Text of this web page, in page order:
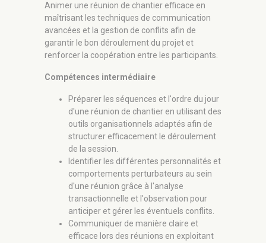
Animer une réunion de chantier efficace en
maîtrisant les techniques de communication
avancées et la gestion de conflits afin de
garantir le bon déroulement du projet et
renforcer la coopération entre les participants.
Compétences intermédiaire
Préparer les séquences et l'ordre du jour
d'une réunion de chantier en utilisant des
outils organisationnels adaptés afin de
structurer efficacement le déroulement
de la session.
Identifier les différentes personnalités et
comportements perturbateurs au sein
d'une réunion grâce à l'analyse
transactionnelle et l'observation pour
anticiper et gérer les éventuels conflits.
Communiquer de manière claire et
efficace lors des réunions en exploitant